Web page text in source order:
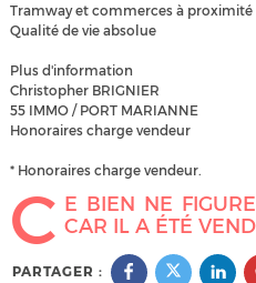
Tramway et commerces à
Qualité de vie absolue
Plus d'information
Christopher BRIGNIER
55 IMMO / PORT MARIANNE
Honoraires charge vendeur
* Honoraires charge vendeur.
C E BIEN NE
CAR IL A ÉTÉ
PARTAGER :